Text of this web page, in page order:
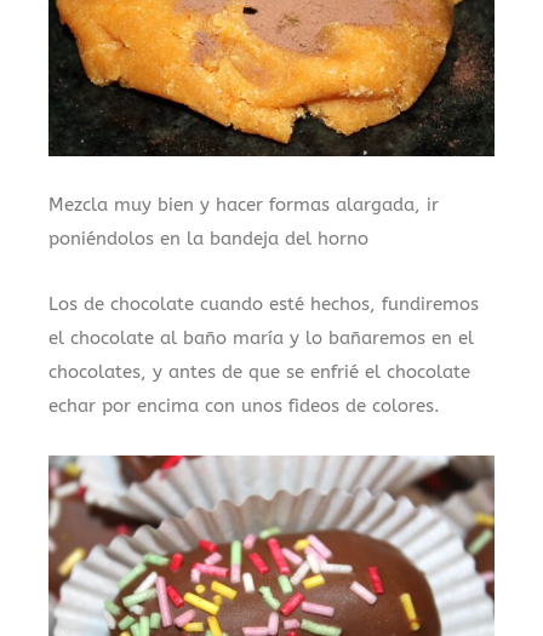
Mezcla muy bien y hacer formas alargada, ir
poniéndolos en la bandeja del horno
Los de chocolate cuando esté hechos, fundiremos
el chocolate al baño maría y lo bañaremos en el
chocolates, y antes de que se enfrié el chocolate
echar por encima con unos fideos de colores.